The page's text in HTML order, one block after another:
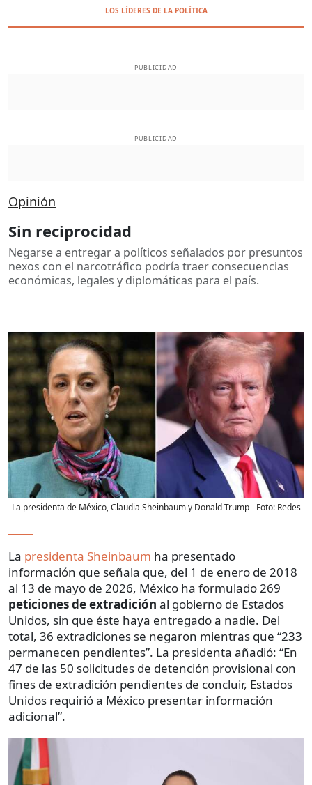
LOS LÍDERES DE LA POLÍTICA
PUBLICIDAD
PUBLICIDAD
Opinión
Sin reciprocidad
Negarse a entregar a políticos señalados por presuntos
nexos con el narcotráfico podría traer consecuencias
económicas, legales y diplomáticas para el país.
La presidenta de México, Claudia Sheinbaum y Donald Trump- Foto: Redes
La presidenta Sheinbaum ha presentado
información que señala que, del 1 de enero de 2018
al 13 de mayo de 2026, México ha formulado 269
peticiones de extradición al gobierno de Estados
Unidos, sin que éste haya entregado a nadie. Del
total, 36 extradiciones se negaron mientras que “233
permanecen pendientes”. La presidenta añadió: “En
47 de las 50 solicitudes de detención provisional con
fines de extradición pendientes de concluir, Estados
Unidos requirió a México presentar información
adicional”.